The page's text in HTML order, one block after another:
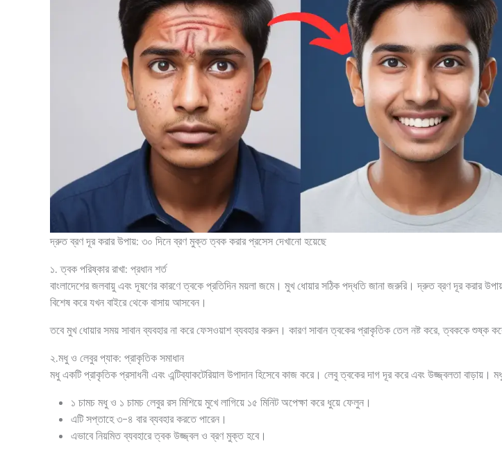
দ্রুত ব্রণ দূর করার উপায়: ৩০ দিনে ব্রণ মুক্ত ত্বক করার প্রসেস দেখানো হয়েছে
১. ত্বক পরিষ্কার রাখা: প্রধান শর্ত
বাংলাদেশের জলবায়ু এবং দূষণের কারণে ত্বকে প্রতিদিন ময়লা জমে। মুখ ধোয়ার সঠিক পদ্ধতি জানা জরুরি। দ্রুত ব্রণ দূর করার
বিশেষ করে যখন বাইরে থেকে বাসায় আসবেন।
তবে মুখ ধোয়ার সময় সাবান ব্যবহার না করে ফেসওয়াশ ব্যবহার করুন। কারণ সাবান ত্বকের প্রাকৃতিক তেল নষ্ট করে, ত্বককে শুষ্ক
২.মধু ও লেবুর প্যাক: প্রাকৃতিক সমাধান
মধু একটি প্রাকৃতিক প্রসাধনী এবং এন্টিব্যাকটেরিয়াল উপাদান হিসেবে কাজ করে। লেবু ত্বকের দাগ দূর করে এবং উজ্জ্বলতা
১ চামচ মধু ও ১ চামচ লেবুর রস মিশিয়ে মুখে লাগিয়ে ১৫ মিনিট অপেক্ষা করে ধুয়ে ফেলুন।
এটি সপ্তাহে ৩-৪ বার ব্যবহার করতে পারেন।
এভাবে নিয়মিত ব্যবহারে ত্বক উজ্জ্বল ও ব্রণ মুক্ত হবে।